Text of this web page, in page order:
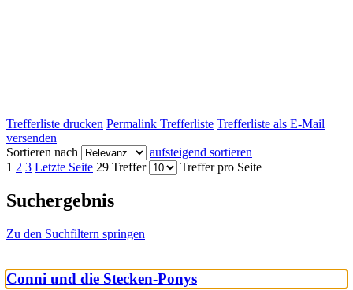
Trefferliste drucken Permalink Trefferliste Trefferliste als E-Mail
versenden
Sortieren nach
aufsteigend sortieren
1 2 3 Letzte Seite 29 Treffer Treffer pro Seite
Suchergebnis
Zu den Suchfiltern springen
Conni und die Stecken-Ponys